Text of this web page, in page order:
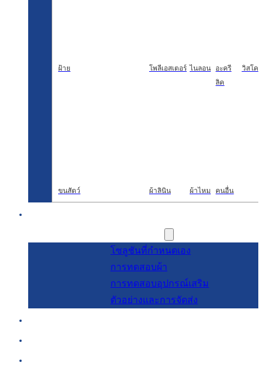
ฝ้าย โพลีเอสเตอร์ ไนลอน อะครี
ลิค
วิสโคส
ขนสัตว์ ผ้าลินิน ผ้าไหม คนอื่น
โซลูชันที่กำหนดเอง
การทดสอบผ้า
การทดสอบอุปกรณ์เสริม
ตัวอย่างและการจัดส่ง